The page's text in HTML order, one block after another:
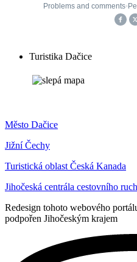
Turistika Dačice
Město Dačice
Jižní Čechy
Turistická oblast Česká Kanada
Jihočeská centrála cestovního
Redesign tohoto webového
podpořen Jihočeským krajem